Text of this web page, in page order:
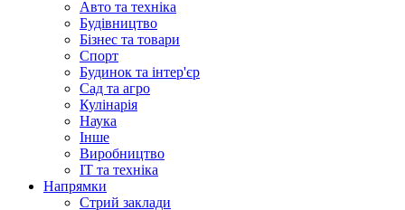
Авто та техніка
Будівництво
Бізнес та товари
Спорт
Будинок та інтер'єр
Сад та агро
Кулінарія
Наука
Інше
Виробництво
IT та техніка
Напрямки
Стрий заклади